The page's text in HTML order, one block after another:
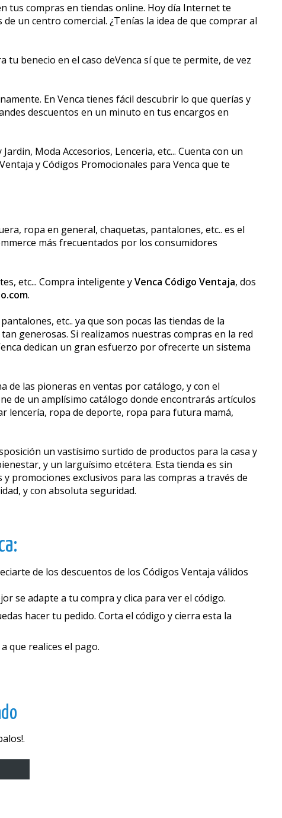
tus compras en tiendas online. Hoy día Internet te
un centro comercial. ¿Tenías la idea de que comprar al
beneficio en el caso deVenca sí que te permite, de vez
En Venca tienes fácil descubrir lo que querías y
descuentos en un minuto en tus encargos en
Moda Accesorios, Lenceria, etc... Cuenta con un
y Códigos Promocionales para Venca que te
ropa en general, chaquetas, pantalones, etc.. es el
más frecuentados por los consumidores
etc... Compra inteligente yVenca Código Ventaja, dos
.
etc.. ya que son pocas las tiendas de la
generosas. Si realizamos nuestras compras en la red
dedican un gran esfuerzo por ofrecerte un sistema
de las pioneras en ventas por catálogo, y con el
de un amplísimo catálogo donde encontrarás artículos
lencería, ropa de deporte, ropa para futura mamá,
un vastísimo surtido de productos para la casa y
y un larguísimo etcétera. Esta tienda es sin
promociones exclusivos para las compras a través de
y con absoluta seguridad.
de los descuentos de los Códigos Ventaja válidos
se adapte a tu compra y clica para ver el código.
hacer tu pedido. Corta el código y cierra esta la
que realices el pago.